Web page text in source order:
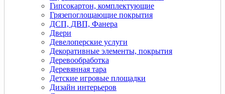
Гипсокартон, комплектующие
Грязепоглощающие покрытия
ДСП, ДВП, Фанера
Двери
Девелоперские услуги
Декоративные элементы, покрытия
Деревообработка
Деревянная тара
Детские игровые площадки
Дизайн интерьеров